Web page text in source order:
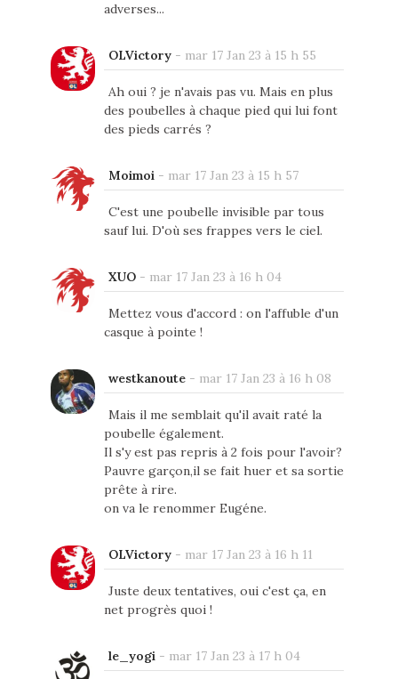
adverses...
OLVictory- mar 17 Jan 23 à 15 h 55
Ah oui ? je n'avais pas vu. Mais en plus
des poubelles à chaque pied qui lui font
des pieds carrés ?
Moimoi- mar 17 Jan 23 à 15 h 57
C'est une poubelle invisible par tous
sauf lui. D'où ses frappes vers le ciel.
XUO- mar 17 Jan 23 à 16 h 04
Mettez vous d'accord : on l'affuble d'un
casque à pointe !
westkanoute- mar 17 Jan 23 à 16 h 08
Mais il me semblait qu'il avait raté la
poubelle également.
Il s'y est pas repris à 2 fois pour l'avoir?
Pauvre garçon,il se fait huer et sa sortie
prête à rire.
on va le renommer Eugéne.
OLVictory- mar 17 Jan 23 à 16 h 11
Juste deux tentatives, oui c'est ça, en
net progrès quoi !
le_yogi- mar 17 Jan 23 à 17 h 04